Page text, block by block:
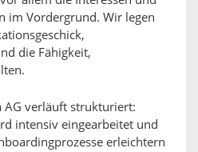
im Vordergrund. Wir legen
die Fähigkeit,
AG verläuft strukturiert:
intensiv eingearbeitet und
erleichtern